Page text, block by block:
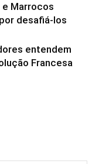
e Marrocos
desafiá-los
entendem
Francesa